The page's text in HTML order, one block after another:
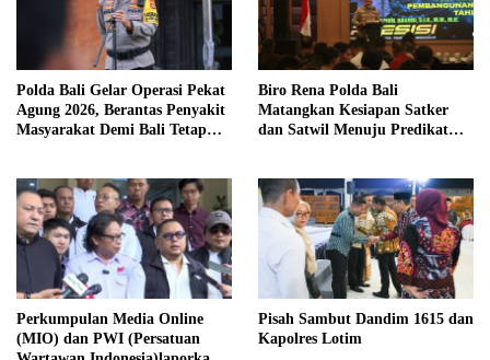
Polda Bali Gelar Operasi Pekat
Agung 2026, Berantas Penyakit
Masyarakat Demi Bali Tetap
Biro Rena Polda Bali
Matangkan Kesiapan Satker
dan Satwil Menuju Predikat
Perkumpulan Media Online
(MIO) dan PWI (Persatuan
Pisah Sambut Dandim 1615 dan
Kapolres Lotim